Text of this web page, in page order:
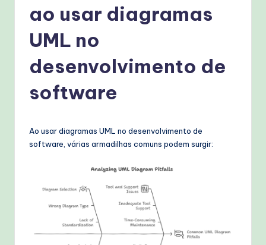
ao usar diagramas
UML no
desenvolvimento de
software
Ao usar diagramas UML no desenvolvimento de
software, várias armadilhas comuns podem surgir: